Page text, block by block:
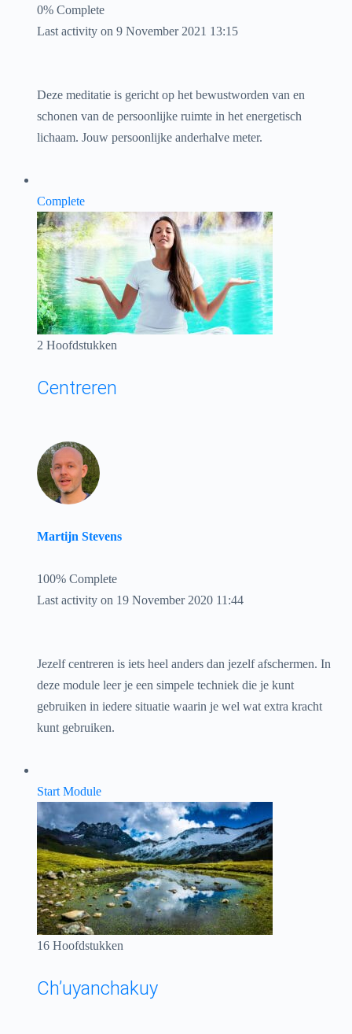
0% Complete
Last activity on 9 November 2021 13:15
Deze meditatie is gericht op het bewustworden van en
schonen van de persoonlijke ruimte in het energetisch
lichaam. Jouw persoonlijke anderhalve meter.
Complete
2 Hoofdstukken
Centreren
Martijn Stevens
100% Complete
Last activity on 19 November 2020 11:44
Jezelf centreren is iets heel anders dan jezelf afschermen. In
deze module leer je een simpele techniek die je kunt
gebruiken in iedere situatie waarin je wel wat extra kracht
kunt gebruiken.
Start Module
16 Hoofdstukken
Ch’uyanchakuy